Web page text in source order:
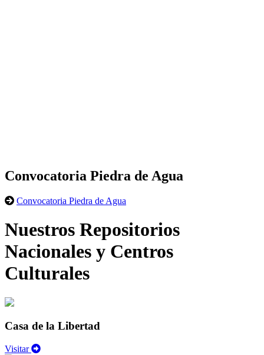
Convocatoria Piedra de Agua
Convocatoria Piedra de Agua
Nuestros Repositorios
Nacionales y Centros
Culturales
Casa de la Libertad
Visitar